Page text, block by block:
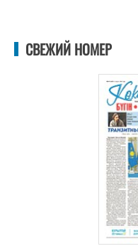
СВЕЖИЙ НОМЕР